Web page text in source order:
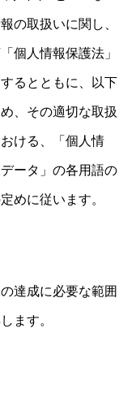
の取扱いに関し、
個人情報保護法」
るとともに、以下
、その適切な取扱
ける、「個人情
ータ」の各用語の
めに従います。
達成に必要な範囲
ます。